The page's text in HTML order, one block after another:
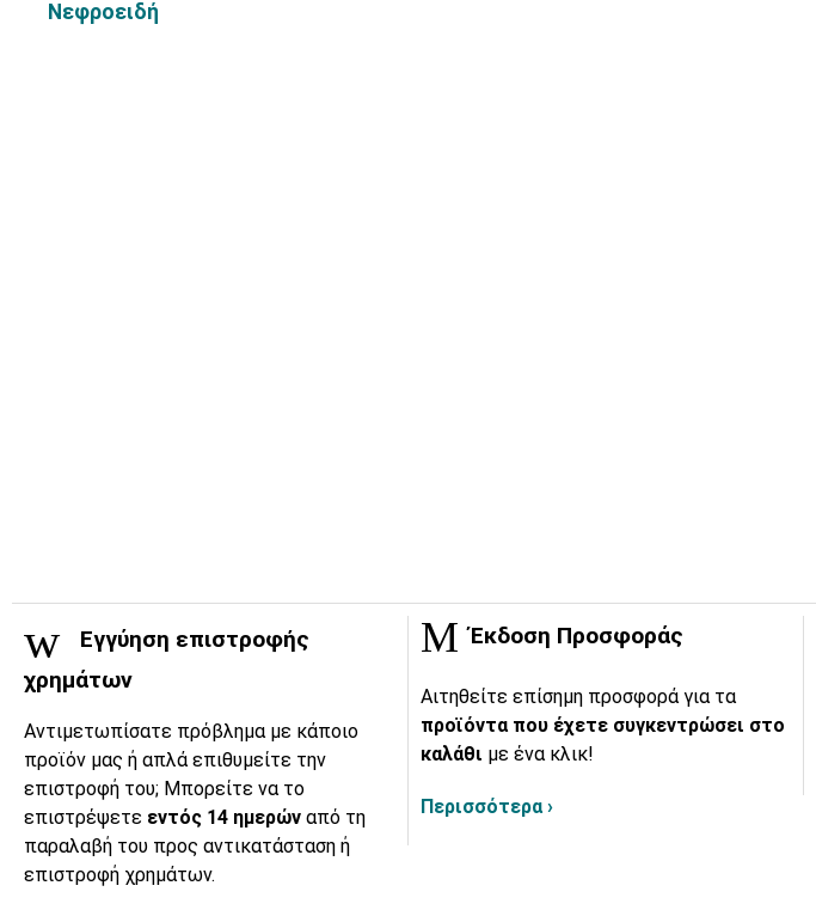
Νεφροειδή
Εγγύηση επιστροφής
χρημάτων
Αντιμετωπίσατε πρόβλημα με κάποιο
προϊόν μας ή απλά επιθυμείτε την
επιστροφή του; Μπορείτε να το
επιστρέψετε εντός 14 ημερών από τη
παραλαβή του προς αντικατάσταση ή
επιστροφή χρημάτων.
Έκδοση Προσφοράς
Αιτηθείτε επίσημη προσφορά για τα
προϊόντα που έχετε συγκεντρώσει στο
καλάθι με ένα κλικ!
Περισσότερα ›